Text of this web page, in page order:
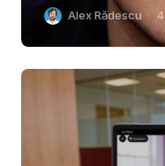
Alex Rădescu 4